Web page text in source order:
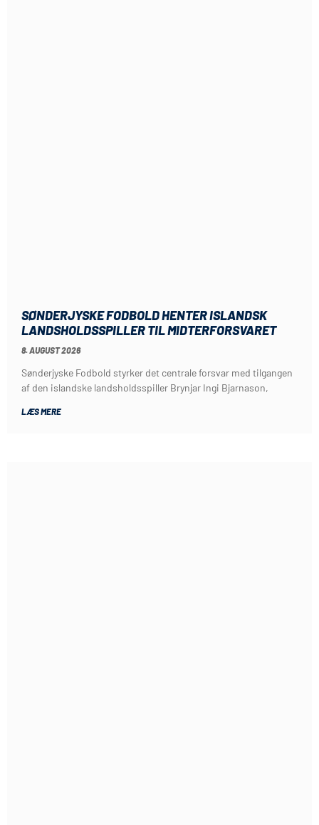
SØNDERJYSKE FODBOLD HENTER ISLANDSK
LANDSHOLDSSPILLER TIL MIDTERFORSVARET
8. AUGUST 2026
Sønderjyske Fodbold styrker det centrale forsvar med tilgangen
af den islandske landsholdsspiller Brynjar Ingi Bjarnason,
LÆS MERE